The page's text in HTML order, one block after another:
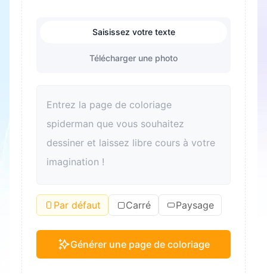
Saisissez votre texte
Télécharger une photo
Par défaut Carré Paysage
Générer une page de coloriage